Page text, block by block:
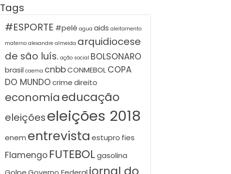
Tags
#ESPORTE #pelé agua aids aleitamento
materno alexandre almeida arquidiocese
de são luís. ação social BOLSONARO
brasil caema cnbbCONMEBOLCOPA
DO MUNDOcrimedireito
economiaeducação
eleiçõeseleições 2018
enem entrevistaestupro fies
Flamengo FUTEBOLgasolina
jornal do